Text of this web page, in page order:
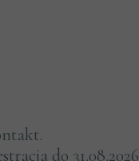
do 31.08.2026